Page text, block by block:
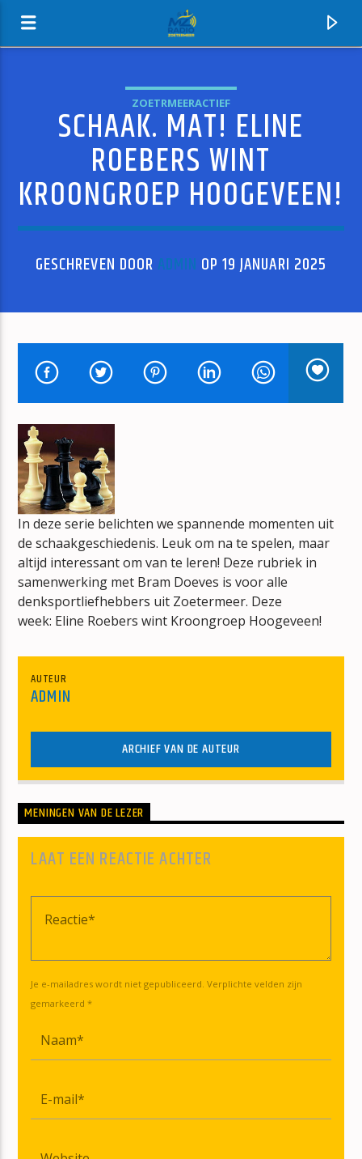
MZ-RADIO
HUIDIG NUMMER
TITEL
ARTIEST
mz-radio
ZOETRMEERACTIEF
SCHAAK. MAT! ELINE
ROEBERS WINT
KROONGROEP HOOGEVEEN!
GESCHREVEN DOOR ADMIN OP 19 JANUARI 2025
In deze serie belichten we spannende momenten uit
de schaakgeschiedenis. Leuk om na te spelen, maar
altijd interessant om van te leren! Deze rubriek in
samenwerking met Bram Doeves is voor alle
denksportliefhebbers uit Zoetermeer. Deze
week: Eline Roebers wint Kroongroep Hoogeveen!
AUTEUR
ADMIN
ARCHIEF VAN DE AUTEUR
MENINGEN VAN DE LEZER
LAAT EEN REACTIE ACHTER
Je e-mailadres wordt niet gepubliceerd. Verplichte velden zijn
gemarkeerd *